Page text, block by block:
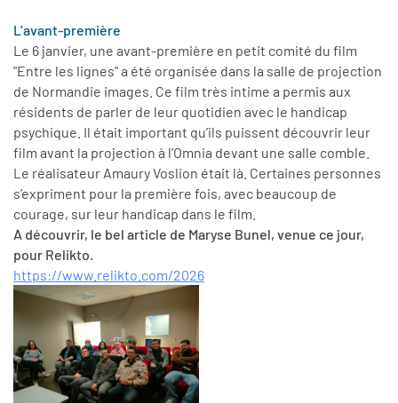
L’avant-première
Le 6 janvier, une avant-première en petit comité du film
"Entre les lignes" a été organisée dans la salle de projection
de Normandie images. Ce film très intime a permis aux
résidents de parler de leur quotidien avec le handicap
psychique. Il était important qu’ils puissent découvrir leur
film avant la projection à l’Omnia devant une salle comble.
Le réalisateur Amaury Voslion était là. Certaines personnes
s’expriment pour la première fois, avec beaucoup de
courage, sur leur handicap dans le film.
A découvrir, le bel article de Maryse Bunel, venue ce jour,
pour Relikto.
https://www.relikto.com/2026